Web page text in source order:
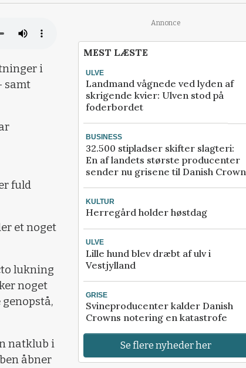
i
samt
fuld
et noget
lukning
noget
natklub i
åbner
Annonce
MEST LÆSTE
ULVE
Landmand vågnede ved lyden af
skrigende kvier: Ulven stod på
foderbordet
BUSINESS
32.500 stipladser skifter slagteri:
En af landets største producenter
sender nu grisene til Danish Crown
KULTUR
Herregård holder høstdag
ULVE
Lille hund blev dræbt af ulv i
Vestjylland
GRISE
Svineproducenter kalder Danish
Crowns notering en katastrofe
Se flere nyheder her